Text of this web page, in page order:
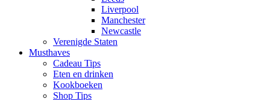
Liverpool
Manchester
Newcastle
Verenigde Staten
Musthaves
Cadeau Tips
Eten en drinken
Kookboeken
Shop Tips